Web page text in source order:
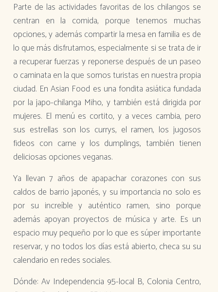
Parte de las actividades favoritas de los chilangos se
centran en la comida, porque tenemos muchas
opciones, y además compartir la mesa en familia es de
lo que más disfrutamos, especialmente si se trata de ir
a recuperar fuerzas y reponerse después de un paseo
o caminata en la que somos turistas en nuestra propia
ciudad. En Asian Food es una fondita asiática fundada
por la japo-chilanga Miho, y también está dirigida por
mujeres. El menú es cortito, y a veces cambia, pero
sus estrellas son los currys, el ramen, los jugosos
fideos con carne y los dumplings, también tienen
deliciosas opciones veganas.
Ya llevan 7 años de apapachar corazones con sus
caldos de barrio japonés, y su importancia no solo es
por su increíble y auténtico ramen, sino porque
además apoyan proyectos de música y arte. Es un
espacio muy pequeño por lo que es súper importante
reservar, y no todos los días está abierto, checa su su
calendario en redes sociales.
Dónde: Av Independencia 95-local B, Colonia Centro,